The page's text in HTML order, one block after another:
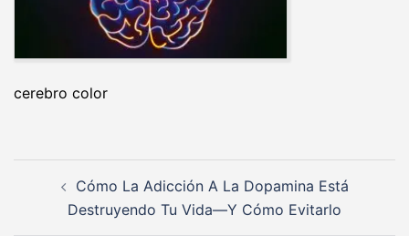
cerebro color
entradas
Cómo La Adicción A La Dopamina Está
Destruyendo Tu Vida—Y Cómo Evitarlo